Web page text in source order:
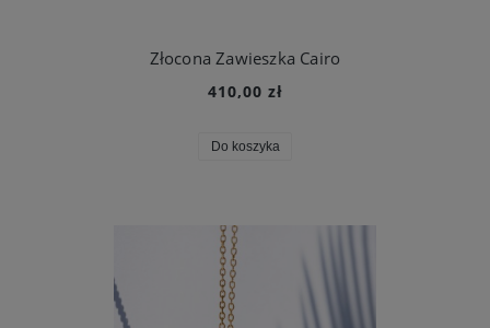
Złocona Zawieszka Cairo
410,00 zł
Do koszyka